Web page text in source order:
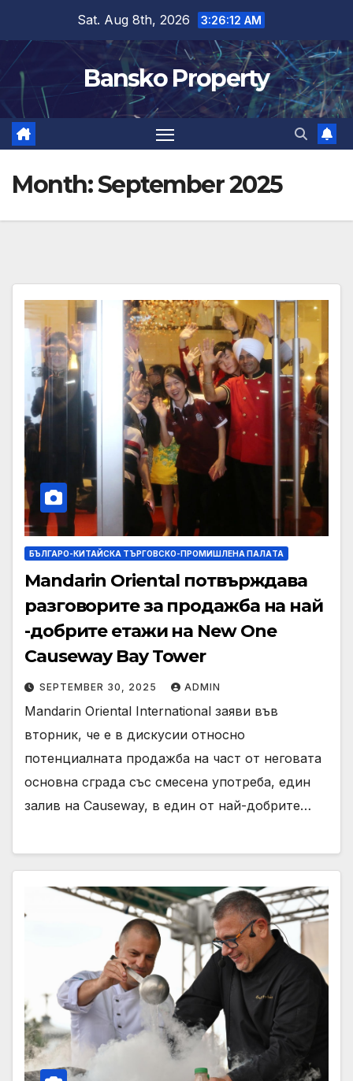
content
Sat. Aug 8th, 2026 3:26:13 AM
Bansko Property
Month:September 2025
БЪЛГАРО-КИТАЙСКА ТЪРГОВСКО-ПРОМИШЛЕНА ПАЛAТА
Mandarin Oriental потвърждава
разговорите за продажба на най
-добрите етажи на New One
Causeway Bay Tower
SEPTEMBER 30, 2025 ADMIN
Mandarin Oriental International заяви във
вторник, че е в дискусии относно
потенциалната продажба на част от неговата
основна сграда със смесена употреба, един
залив на Causeway, в един от най-добрите…